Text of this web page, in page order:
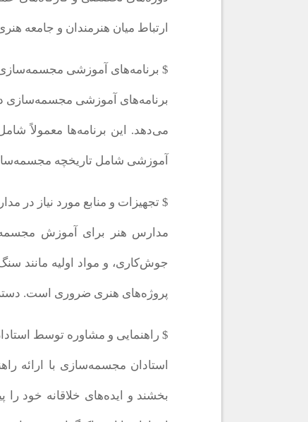
ارتباط میان هنرمندان و جامعه
$ برنامه‌های آموزشی
برنامه‌های آموزشی مجسمه‌سازی
می‌دهد. این برنامه‌ها معمولاً
آموزشی شامل تاریخچه
$ تجهیزات و منابع مورد نیاز در
مدارس هنر برای آموزش
جوش‌کاری، و مواد اولیه مانند
پروژه‌های هنری ضروری است.
$ راهنمایی و مشاوره توسط
استادان مجسمه‌سازی با ارائه
بخشند و ایده‌های خلاقانه خود